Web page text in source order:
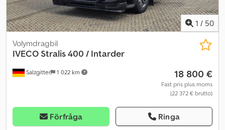
1 / 50
Salzgitter 1 022 km
Volymdragbil
IVECO Stralis 400 / Intarder
18 800 €
Fast pris plus moms
(22 372 € brutto)
Förfråga Ringa